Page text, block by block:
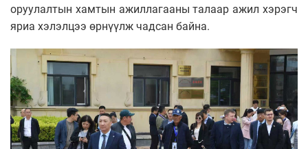
оруулалтын хамтын ажиллагааны талаар ажил хэрэгч
яриа хэлэлцээ өрнүүлж чадсан байна.